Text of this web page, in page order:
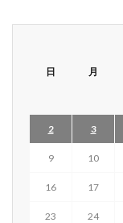
日 月
2 3
9 10
16 17
23 24